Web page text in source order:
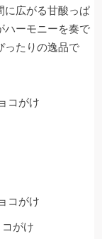
に広がる甘酸っぱ
ハーモニーを奏で
ったりの逸品で
コがけ
がけ